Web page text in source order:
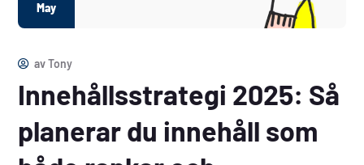
May
avTony
Innehållsstrategi 2025: Så
planerar du innehåll som